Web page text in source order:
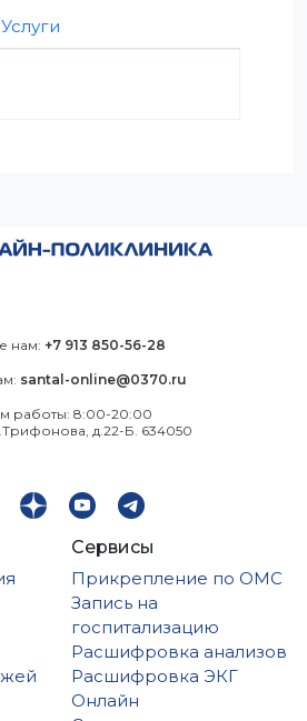
Услуги
нам: +7 913 850-56-28
santal-online@0370.ru
работы: 8:00-20:00
д.22-Б. 634050
Сервисы
Прикрепление по ОМС
Запись на
госпитализацию
Расшифровка анализов
Расшифровка ЭКГ
Онлайн